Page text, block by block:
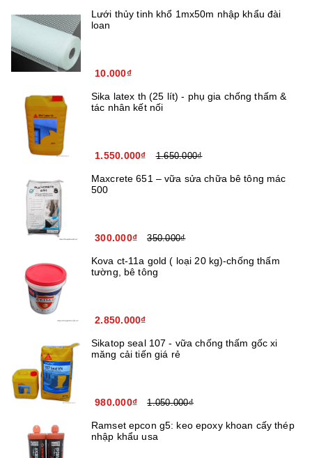
Lưới thủy tinh khổ 1mx50m nhập khẩu đài
loan
10.000₫
Sika latex th (25 lít) - phụ gia chống thấm &
tác nhân kết nối
1.550.000₫ 1.650.000₫
Maxcrete 651 – vữa sửa chữa bê tông mác
500
300.000₫ 350.000₫
Kova ct-11a gold ( loại 20 kg)-chống thấm
tường, bê tông
2.850.000₫
Sikatop seal 107 - vữa chống thấm gốc xi
măng cải tiến giá rẻ
980.000₫ 1.050.000₫
Ramset epcon g5: keo epoxy khoan cấy thép
nhập khẩu usa